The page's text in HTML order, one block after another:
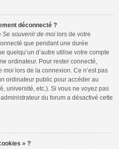
déconnecté ?
Se souvenir de moi lors de votre
que pendant une durée
quelqu’un d’autre utilise votre compte
ordinateur. Pour rester connecté,
moi lors de la connexion. Ce n’est pas
ordinateur public pour accéder au
université, etc.). Si vous ne voyez pas
du forum a désactivé cette
» ?